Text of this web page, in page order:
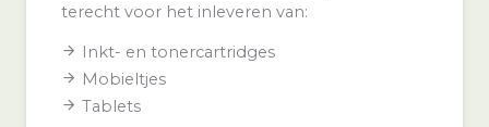
terecht voor het inleveren van:
Inkt- en tonercartridges
Mobieltjes
Tablets